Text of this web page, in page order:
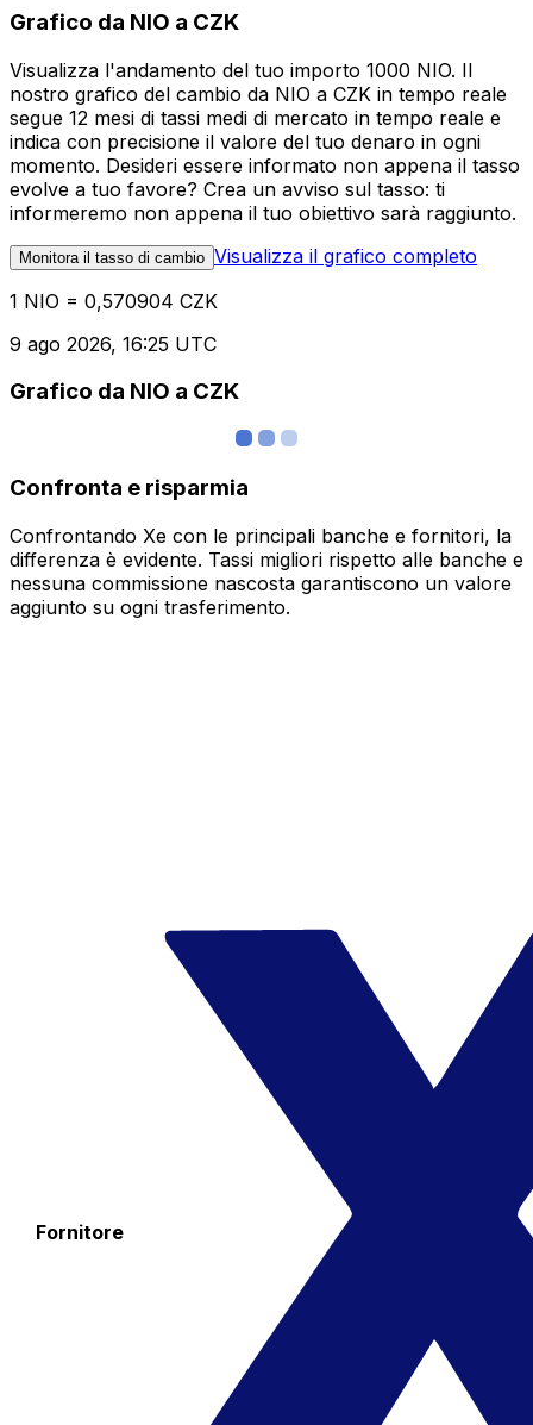
Grafico da NIO a CZK
Visualizza l'andamento del tuo importo 1000 NIO. Il
nostro grafico del cambio da NIO a CZK in tempo reale
segue 12 mesi di tassi medi di mercato in tempo reale e
indica con precisione il valore del tuo denaro in ogni
momento. Desideri essere informato non appena il tasso
evolve a tuo favore? Crea un avviso sul tasso: ti
informeremo non appena il tuo obiettivo sarà raggiunto.
Monitora il tasso di cambio Visualizza il grafico completo
1 NIO = 0,570904 CZK
9 ago 2026, 16:25 UTC
Grafico da NIO a CZK
Confronta e risparmia
Confrontando Xe con le principali banche e fornitori, la
differenza è evidente. Tassi migliori rispetto alle banche e
nessuna commissione nascosta garantiscono un valore
aggiunto su ogni trasferimento.
Fornitore